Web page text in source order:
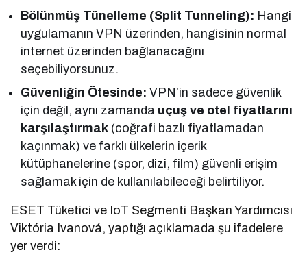
Bölünmüş Tünelleme (Split Tunneling): Hangi
uygulamanın VPN üzerinden, hangisinin normal
internet üzerinden bağlanacağını
seçebiliyorsunuz.
Güvenliğin Ötesinde: VPN’in sadece güvenlik
için değil, aynı zamanda uçuş ve otel fiyatlarını
karşılaştırmak (coğrafi bazlı fiyatlamadan
kaçınmak) ve farklı ülkelerin içerik
kütüphanelerine (spor, dizi, film) güvenli erişim
sağlamak için de kullanılabileceği belirtiliyor.
ESET Tüketici ve IoT Segmenti Başkan Yardımcısı
Viktória Ivanová, yaptığı açıklamada şu ifadelere
yer verdi: